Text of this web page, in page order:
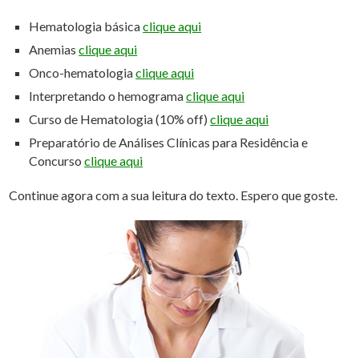
Hematologia básicaclique aqui
Anemiasclique aqui
Onco-hematologiaclique aqui
Interpretando o hemogramaclique aqui
Curso de Hematologia (10% off)clique aqui
Preparatório de Análises Clínicas para Residência e
Concursoclique aqui
Continue agora com a sua leitura do texto. Espero que goste.